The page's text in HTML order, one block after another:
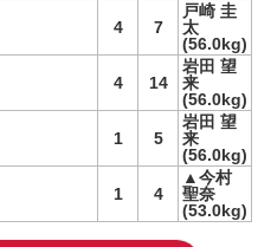
4 7
戸崎 圭
太
(56.0kg)
4 14
岩田 望
来
(56.0kg)
1 5
岩田 望
来
(56.0kg)
1 4
▲今村
聖奈
(53.0kg)